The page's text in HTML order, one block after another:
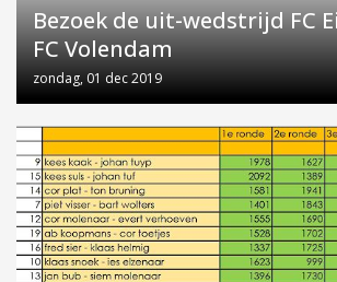
Bezoek de uit-wedstrijd FC
FC Volendam
zondag, 01 dec 2019